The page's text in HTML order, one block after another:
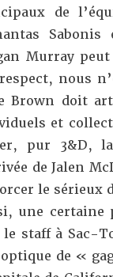
de
Murray
nous
Brown doit
et
pur 3&D,
de Jalen
le sérieux
une certaine
staff à Sac-
de «